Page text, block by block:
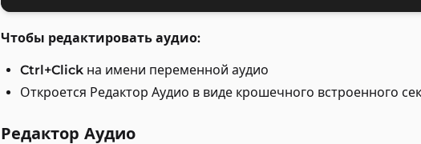
Чтобы редактировать аудио:
Ctrl+Click на имени переменной аудио
Откроется Редактор Аудио в виде крошечного встроенного
Редактор Аудио